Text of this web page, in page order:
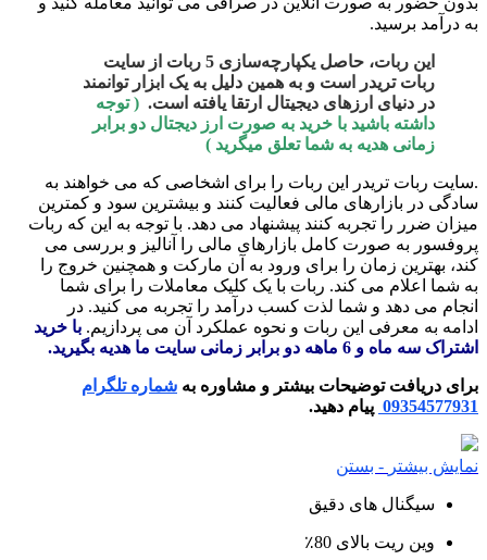
به درآمد برسید.
این ربات، حاصل یکپارچه‌سازی 5 ربات از سایت
ربات تریدر است و به همین دلیل به یک ابزار توانمند
در دنیای ارزهای دیجیتال ارتقا یافته است. ( توجه
داشته باشید با خرید به صورت ارز دیجتال دو برابر
زمانی هدیه به شما تعلق میگرید )
.سایت ربات تریدر این ربات را برای اشخاصی که می خواهند به
سادگی در بازارهای مالی فعالیت کنند و بیشترین سود و کمترین
میزان ضرر را تجربه کنند پیشنهاد می دهد. با توجه به این که ربات
پروفسور به صورت کامل بازارهای مالی را آنالیز و بررسی می
کند، بهترین زمان را برای ورود به آن مارکت و همچنین خروج را
به شما اعلام می کند. ربات با یک کلیک معاملات را برای شما
انجام می دهد و شما لذت کسب درآمد را تجربه می کنید. در
ادامه به معرفی این ربات و نحوه عملکرد آن می پردازیم. با خرید
اشتراک سه ماه و 6 ماهه دو برابر زمانی سایت ما هدیه بگیرید.
برای دریافت توضیحات بیشتر و مشاوره به شماره تلگرام
09354577931 پیام دهید.
نمایش بیشتر - بستن
سیگنال های دقیق
وین ریت بالای 80٪